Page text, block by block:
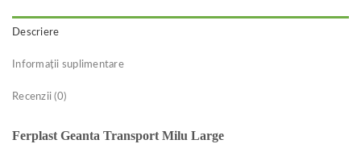
Descriere
Informații suplimentare
Recenzii (0)
Ferplast Geanta Transport Milu Large